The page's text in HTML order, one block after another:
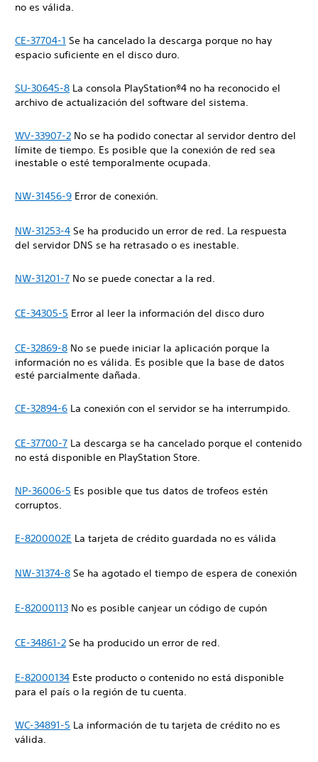
no es válida.
CE-37704-1 Se ha cancelado la descarga porque no hay
espacio suficiente en el disco duro.
SU-30645-8 La consola PlayStation®4 no ha reconocido el
archivo de actualización del software del sistema.
WV-33907-2 No se ha podido conectar al servidor dentro del
límite de tiempo. Es posible que la conexión de red sea
inestable o esté temporalmente ocupada.
NW-31456-9 Error de conexión.
NW-31253-4 Se ha producido un error de red. La respuesta
del servidor DNS se ha retrasado o es inestable.
NW-31201-7 No se puede conectar a la red.
CE-34305-5 Error al leer la información del disco duro
CE-32869-8 No se puede iniciar la aplicación porque la
información no es válida. Es posible que la base de datos
esté parcialmente dañada.
CE-32894-6 La conexión con el servidor se ha interrumpido.
CE-37700-7 La descarga se ha cancelado porque el contenido
no está disponible en PlayStation Store.
NP-36006-5 Es posible que tus datos de trofeos estén
corruptos.
E-8200002E La tarjeta de crédito guardada no es válida
NW-31374-8 Se ha agotado el tiempo de espera de conexión
E-82000113 No es posible canjear un código de cupón
CE-34861-2 Se ha producido un error de red.
E-82000134 Este producto o contenido no está disponible
para el país o la región de tu cuenta.
WC-34891-5 La información de tu tarjeta de crédito no es
válida.